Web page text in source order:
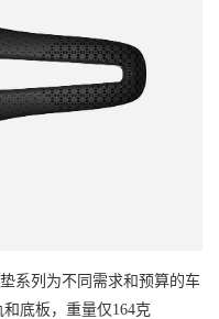
系列为不同需求和预算的车
底板，重量仅164克